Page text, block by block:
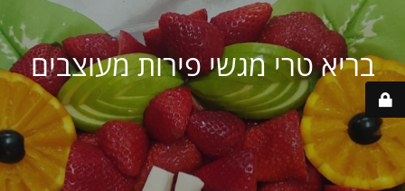
בריא טרי מגשי פירות מעוצבים